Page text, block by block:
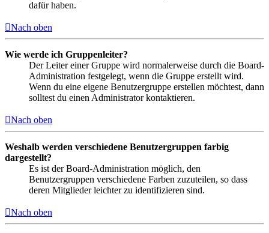
dafür haben.
Nach oben
Wie werde ich Gruppenleiter?
Der Leiter einer Gruppe wird normalerweise durch die Board-
Administration festgelegt, wenn die Gruppe erstellt wird.
Wenn du eine eigene Benutzergruppe erstellen möchtest, dann
solltest du einen Administrator kontaktieren.
Nach oben
Weshalb werden verschiedene Benutzergruppen farbig
dargestellt?
Es ist der Board-Administration möglich, den
Benutzergruppen verschiedene Farben zuzuteilen, so dass
deren Mitglieder leichter zu identifizieren sind.
Nach oben